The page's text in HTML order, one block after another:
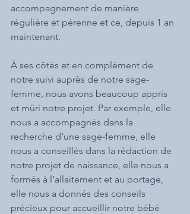
accompagnement de manière
régulière et pérenne et ce, depuis 1 an
maintenant.
À ses côtés et en complément de
notre suivi auprès de notre sage-
femme, nous avons beaucoup appris
et mûri notre projet. Par exemple, elle
nous a accompagnés dans la
recherche d’une sage-femme, elle
nous a conseillés dans la rédaction de
notre projet de naissance, elle nous a
formés à l’allaitement et au portage,
elle nous a donnés des conseils
précieux pour accueillir notre bébé